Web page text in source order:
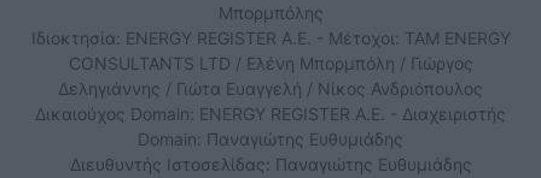
Μπορμπόλης
Ιδιοκτησία: ENERGY REGISTER Α.Ε. - Μέτοχοι: TAM ENERGY
CONSULTANTS LTD / Ελένη Μπορμπόλη / Γιώργος
Δεληγιάννης / Γιώτα Ευαγγελή / Νίκος Ανδριόπουλος
Δικαιούχος Domain: ENERGY REGISTER Α.Ε. - Διαχειριστής
Domain: Παναγιώτης Ευθυμιάδης
Διευθυντής Ιστοσελίδας: Παναγιώτης Ευθυμιάδης